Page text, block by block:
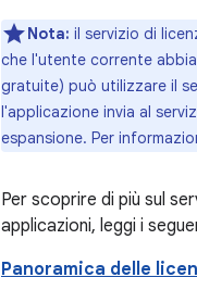
Nota: il servizio di
che l'utente corrente
gratuite) può utilizzare il
l'applicazione invia al
espansione. Per
Per scoprire di più sul
applicazioni, leggi i
Panoramica delle